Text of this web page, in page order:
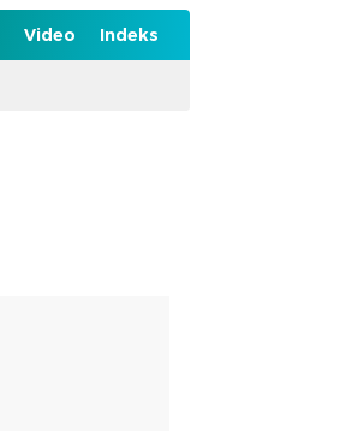
Video Indeks